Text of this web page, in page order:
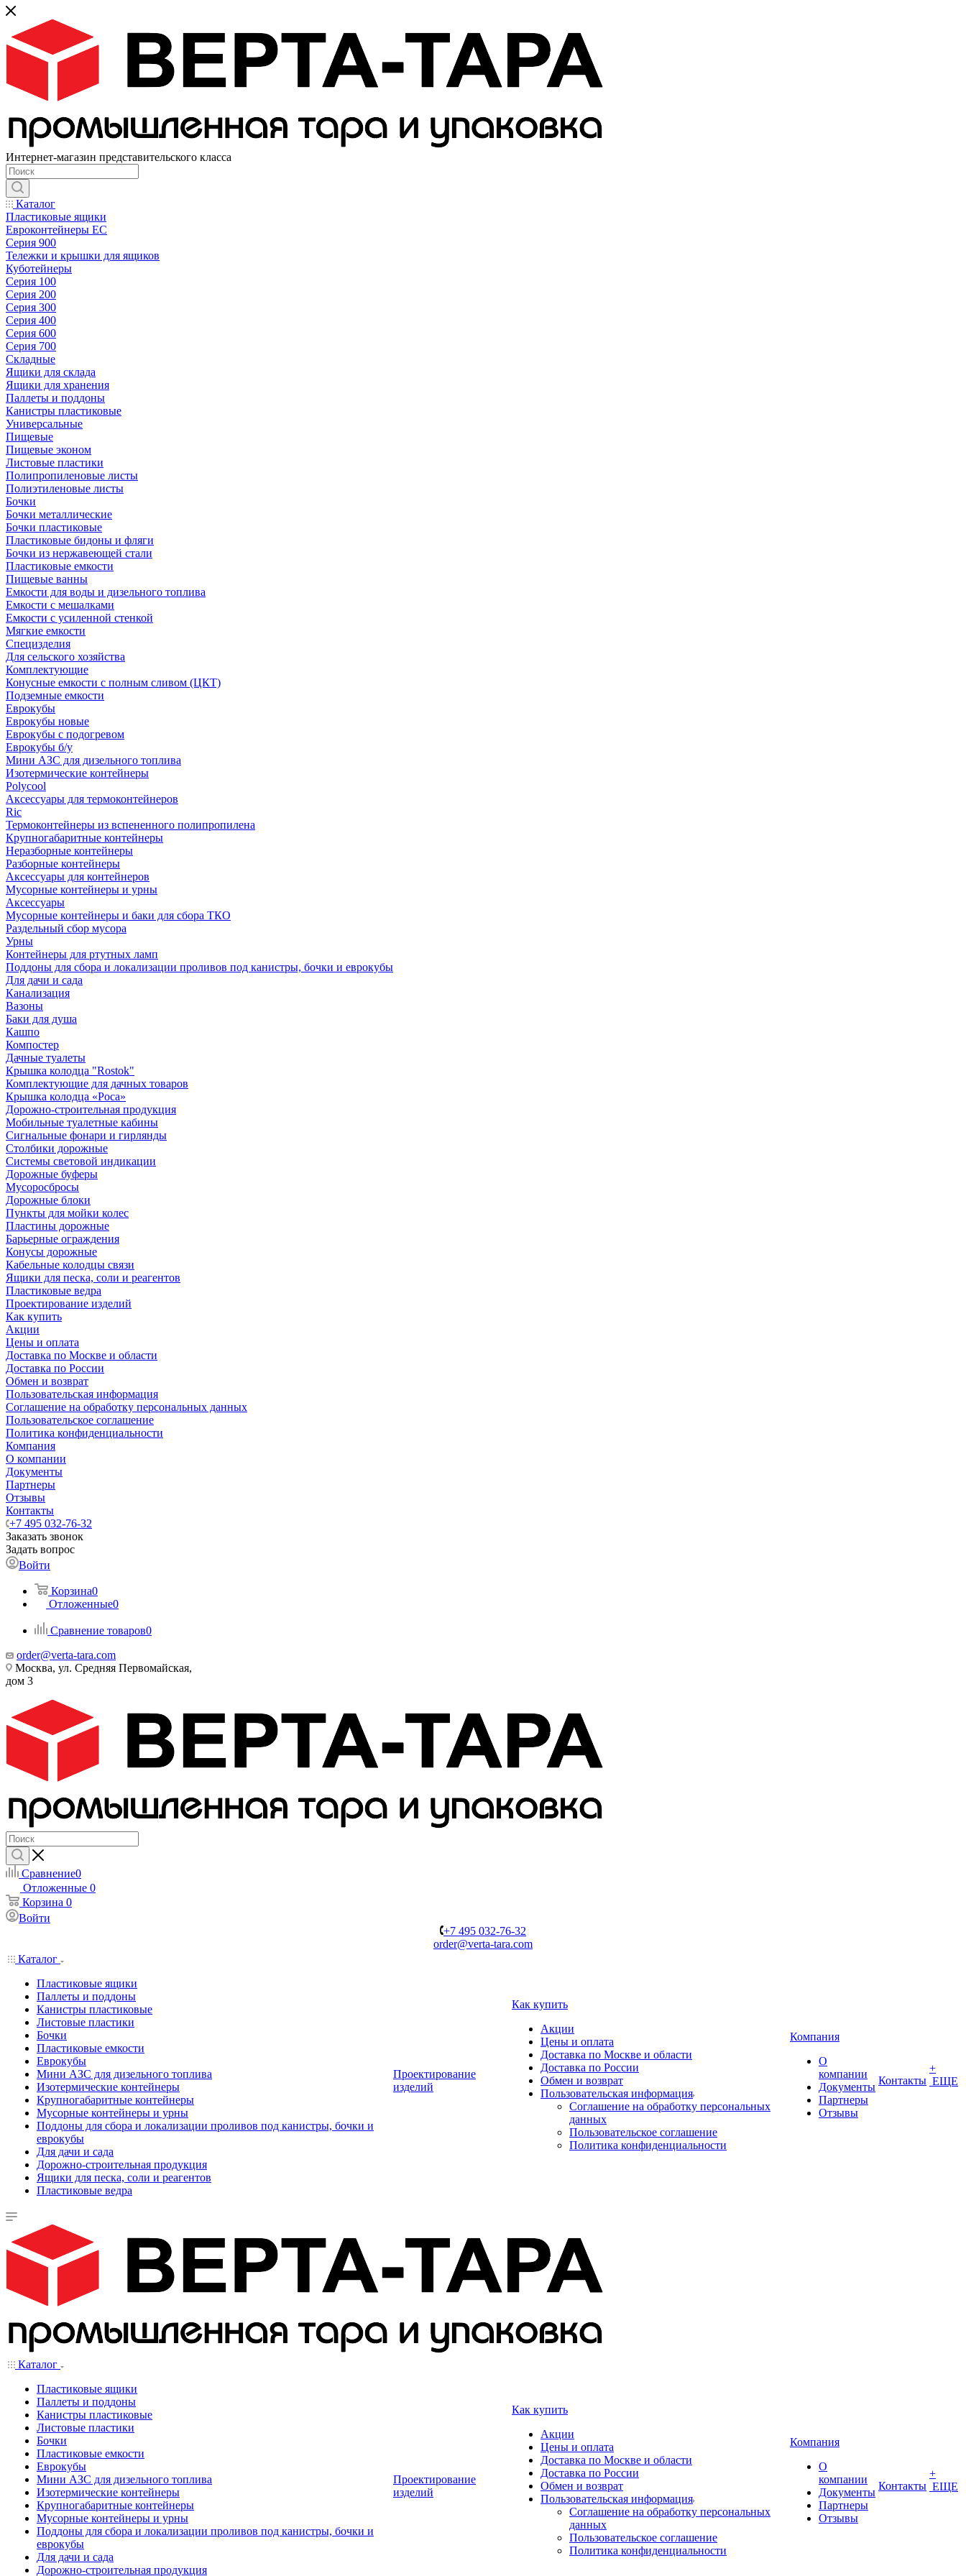
Интернет-магазин представительского класса
Каталог
Пластиковые ящики
Евроконтейнеры ЕС
Серия 900
Тележки и крышки для ящиков
Куботейнеры
Серия 100
Серия 200
Серия 300
Серия 400
Серия 600
Серия 700
Складные
Ящики для склада
Ящики для хранения
Паллеты и поддоны
Канистры пластиковые
Универсальные
Пищевые
Пищевые эконом
Листовые пластики
Полипропиленовые листы
Полиэтиленовые листы
Бочки
Бочки металлические
Бочки пластиковые
Пластиковые бидоны и фляги
Бочки из нержавеющей стали
Пластиковые емкости
Пищевые ванны
Емкости для воды и дизельного топлива
Емкости с мешалками
Емкости с усиленной стенкой
Мягкие емкости
Специзделия
Для сельского хозяйства
Комплектующие
Конусные емкости с полным сливом (ЦКТ)
Подземные емкости
Еврокубы
Еврокубы новые
Еврокубы с подогревом
Еврокубы б/у
Мини АЗС для дизельного топлива
Изотермические контейнеры
Polycool
Аксессуары для термоконтейнеров
Ric
Термоконтейнеры из вспененного полипропилена
Крупногабаритные контейнеры
Неразборные контейнеры
Разборные контейнеры
Аксессуары для контейнеров
Мусорные контейнеры и урны
Аксессуары
Мусорные контейнеры и баки для сбора ТКО
Раздельный сбор мусора
Урны
Контейнеры для ртутных ламп
Поддоны для сбора и локализации проливов под канистры, бочки и еврокубы
Для дачи и сада
Канализация
Вазоны
Баки для душа
Кашпо
Компостер
Дачные туалеты
Крышка колодца "Rostok"
Комплектующие для дачных товаров
Крышка колодца «Роса»
Дорожно-строительная продукция
Мобильные туалетные кабины
Сигнальные фонари и гирлянды
Столбики дорожные
Системы световой индикации
Дорожные буферы
Мусоросбросы
Дорожные блоки
Пункты для мойки колес
Пластины дорожные
Барьерные ограждения
Конусы дорожные
Кабельные колодцы связи
Ящики для песка, соли и реагентов
Пластиковые ведра
Проектирование изделий
Как купить
Акции
Цены и оплата
Доставка по Москве и области
Доставка по России
Обмен и возврат
Пользовательская информация
Соглашение на обработку персональных данных
Пользовательское соглашение
Политика конфиденциальности
Компания
О компании
Документы
Партнеры
Отзывы
Контакты
+7 495 032-76-32
Заказать звонок
Задать вопрос
Войти
Корзина0
Отложенные0
Сравнение товаров0
order@verta-tara.com
Москва, ул. Средняя Первомайская,
дом 3
Сравнение0
Отложенные 0
Корзина 0
Войти
+7 495 032-76-32
order@verta-tara.com
Каталог
Пластиковые ящики
Паллеты и поддоны
Канистры пластиковые
Листовые пластики
Бочки
Пластиковые емкости
Еврокубы
Мини АЗС для дизельного топлива
Изотермические контейнеры
Крупногабаритные контейнеры
Мусорные контейнеры и урны
Поддоны для сбора и локализации проливов под канистры, бочки и
еврокубы
Для дачи и сада
Дорожно-строительная продукция
Ящики для песка, соли и реагентов
Пластиковые ведра
Проектирование
изделий
Как купить
Акции
Цены и оплата
Доставка по Москве и области
Доставка по России
Обмен и возврат
Пользовательская информация
Соглашение на обработку персональных
данных
Пользовательское соглашение
Политика конфиденциальности
Компания
О
компании
Документы
Партнеры
Отзывы
Контакты
+
ЕЩЕ
Каталог
Пластиковые ящики
Паллеты и поддоны
Канистры пластиковые
Листовые пластики
Бочки
Пластиковые емкости
Еврокубы
Мини АЗС для дизельного топлива
Изотермические контейнеры
Крупногабаритные контейнеры
Мусорные контейнеры и урны
Поддоны для сбора и локализации проливов под канистры, бочки и
еврокубы
Для дачи и сада
Дорожно-строительная продукция
Проектирование
изделий
Как купить
Акции
Цены и оплата
Доставка по Москве и области
Доставка по России
Обмен и возврат
Пользовательская информация
Соглашение на обработку персональных
данных
Пользовательское соглашение
Политика конфиденциальности
Компания
О
компании
Документы
Партнеры
Отзывы
Контакты
+
ЕЩЕ